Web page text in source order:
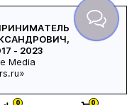
0 0
- 2023
Media